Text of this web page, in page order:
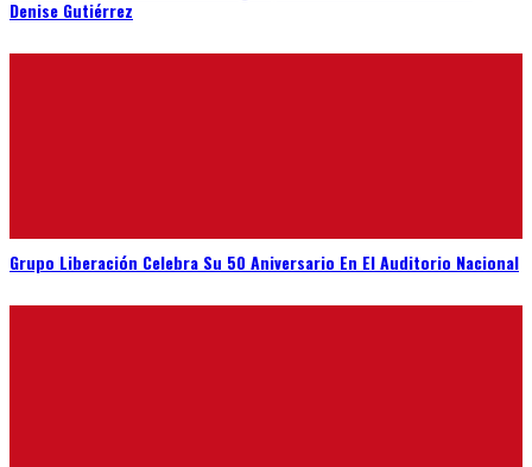
Grupo Liberación Celebra Su 50 Aniversario En El Auditorio Nacional